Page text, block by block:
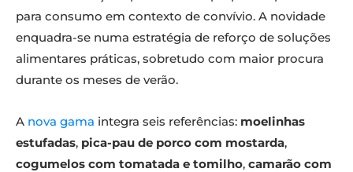
para consumo em contexto de convívio. A novidade
enquadra-se numa estratégia de reforço de soluções
alimentares práticas, sobretudo com maior procura
durante os meses de verão.
A nova gama integra seis referências: moelinhas
estufadas, pica-pau de porco com mostarda,
cogumelos com tomatada e tomilho, camarão com